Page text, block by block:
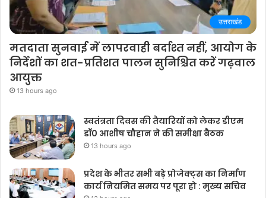
उत्तराखंड
मतदाता सुनवाई में लापरवाही बर्दाश्त नहीं, आयोग के
निर्देशों का शत-प्रतिशत पालन सुनिश्चित करें गढ़वाल
आयुक्त
13 hours ago
स्वतंत्रता दिवस की तैयारियों को लेकर डीएम
डॉ0 आशीष चौहान ने की समीक्षा बैठक
13 hours ago
प्रदेश के भीतर सभी बड़े प्रोजेक्ट्स का निर्माण
कार्य नियमित समय पर पूरा हो : मुख्य सचिव